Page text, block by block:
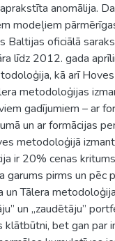
anomālija.
modeļiem
Baltijas oficiālā
līdz 2012. gada
kā arī
metodoloģijas
gadījumiem – ar
un ar formācijas
metodoloģijā
ir 20% cenas
garums pirms un pēc
Tālera
un „zaudētāju”
klātbūtni, bet gan par